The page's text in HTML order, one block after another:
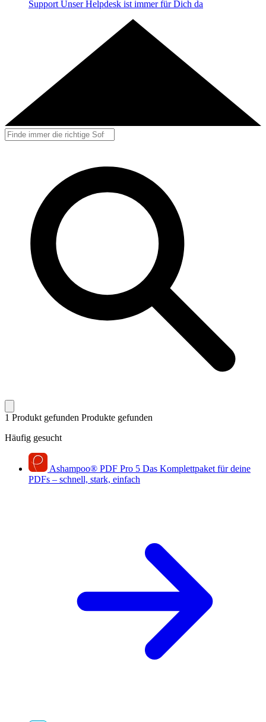
Support Unser Helpdesk ist immer für Dich da
1 Produkt gefunden Produkte gefunden
Häufig gesucht
Ashampoo® PDF Pro 5 Das Komplettpaket für deine
PDFs – schnell, stark, einfach